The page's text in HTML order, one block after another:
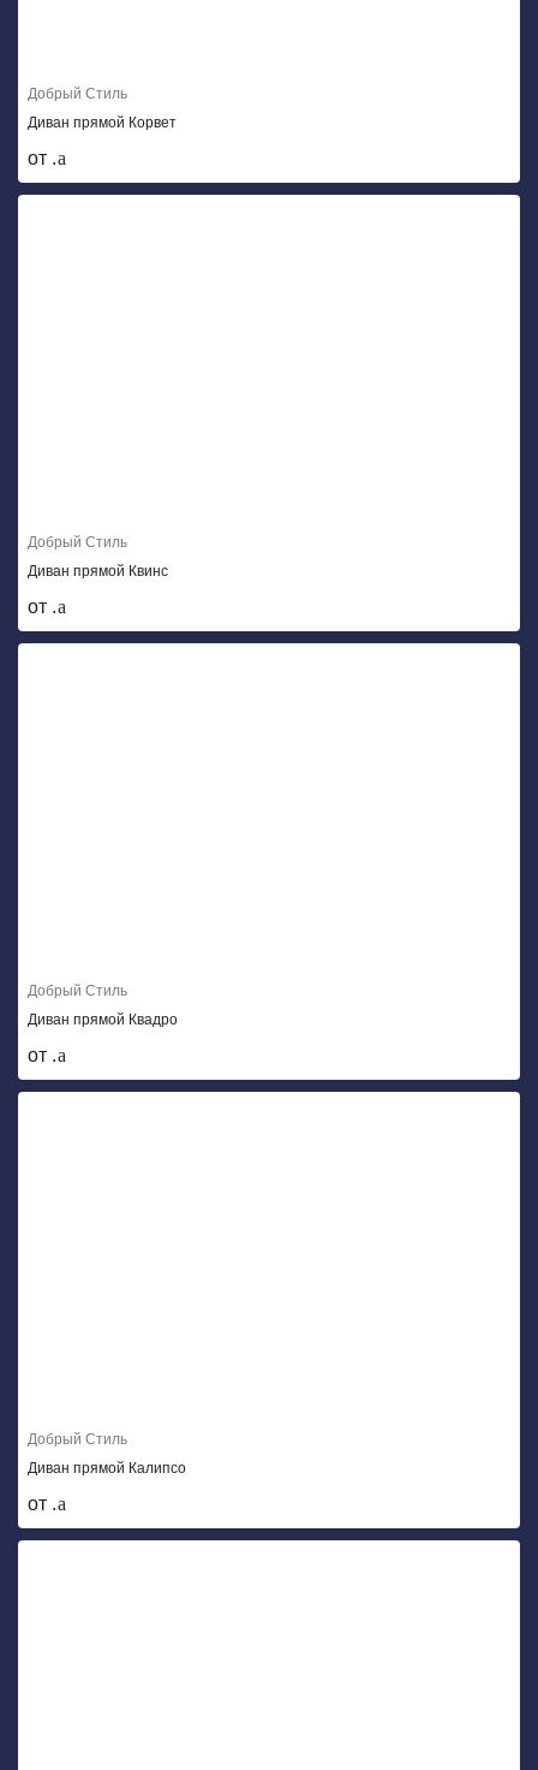
Добрый Стиль
Диван прямой Корвет
от .
Добрый Стиль
Диван прямой Квинс
от .
Добрый Стиль
Диван прямой Квадро
от .
Добрый Стиль
Диван прямой Калипсо
от .